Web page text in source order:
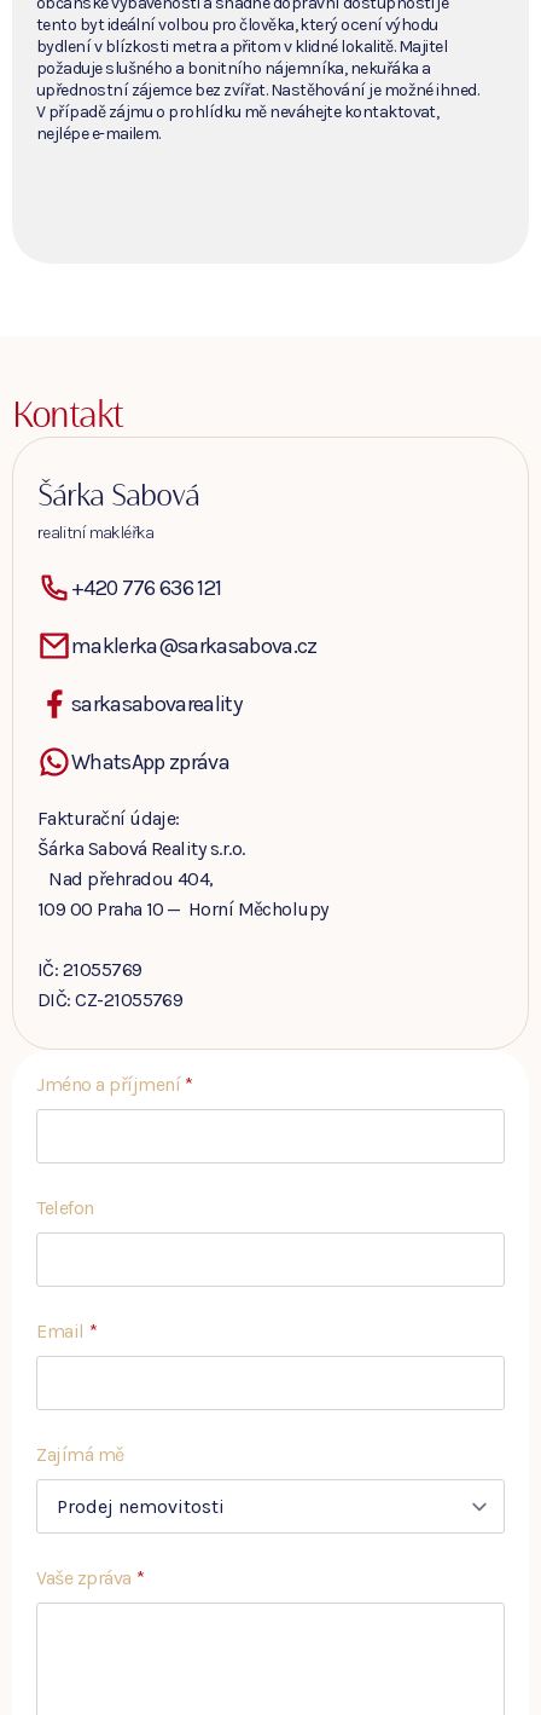
tento byt ideální volbou pro člověka, který ocení výhodu
bydlení v blízkosti metra a přitom v klidné lokalitě. Majitel
požaduje slušného a bonitního nájemníka, nekuřáka a
upřednostní zájemce bez zvířat. Nastěhování je možné ihned.
V případě zájmu o prohlídku mě neváhejte kontaktovat,
nejlépe e-mailem.
Kontakt
Šárka Sabová
realitní makléřka
+420 776 636 121
maklerka@sarkasabova.cz
sarkasabovareality
WhatsApp zpráva
Fakturační údaje:
Šárka Sabová Reality s.r.o.
Nad přehradou 404,
109 00 Praha 10 — Horní Měcholupy
IČ: 21055769
DIČ: CZ-21055769
Jméno a příjmení *
Telefon
Email *
Zajímá mě
Vaše zpráva *